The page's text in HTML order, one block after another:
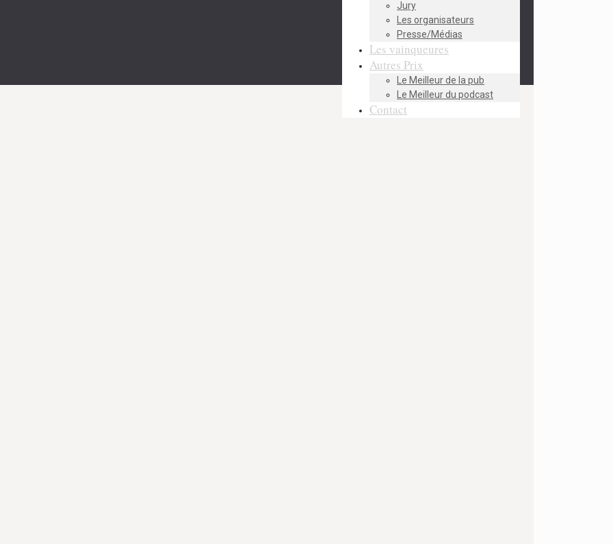
Jury
Les organisateurs
Presse/Médias
Les vainqueures
Autres Prix
Le Meilleur de la pub
Le Meilleur du podcast
Contact